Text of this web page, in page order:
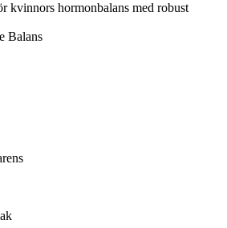
kvinnors hormonbalans med robust